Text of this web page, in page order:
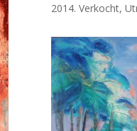
2014. Verkocht,